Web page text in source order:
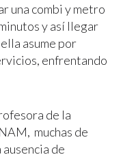
una combi y metro
y así llegar
asume por
enfrentando
de la
muchas de
de